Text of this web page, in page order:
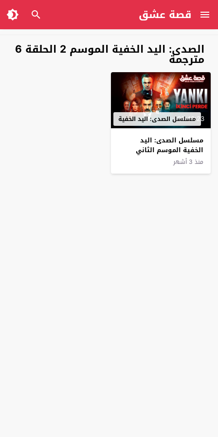
قصة عشق
الصدى: اليد الخفية الموسم 2 الحلقة 6
مترجمة
00:40:23
مسلسل الصدى: اليد الخفية
مسلسل الصدى: اليد
الخفية الموسم الثاني
الحلقة 6 مترجم
منذ 3 أشهر